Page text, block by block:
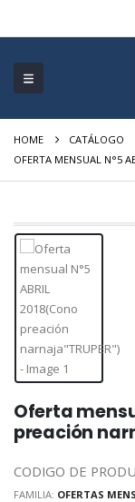
HOME
CATÁLOGO
OFERTA MENSUAL N°5
Oferta
preación
CODIGO DE
FAMILIA: OFERTAS